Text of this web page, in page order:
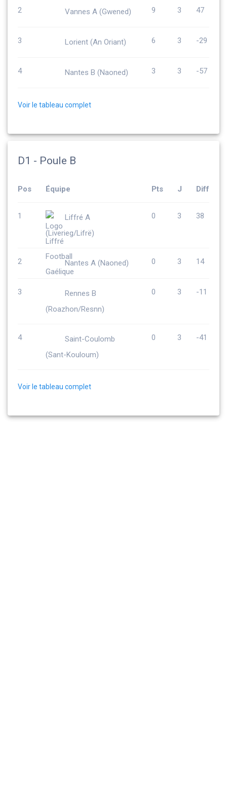
2 Vannes A (Gwened) 9 3 47
3 Lorient (An Oriant) 6 3 -29
4 Nantes B (Naoned) 3 3 -57
Voir le tableau complet
D1 - Poule B
Pos Équipe Pts J Diff
1
Liffré A
(Liverieg/Lifrë)
0 3 38
2 Nantes A (Naoned) 0 3 14
3
Rennes B
(Roazhon/Resnn)
0 3 -11
4
Saint-Coulomb
(Sant-Kouloum)
0 3 -41
Voir le tableau complet